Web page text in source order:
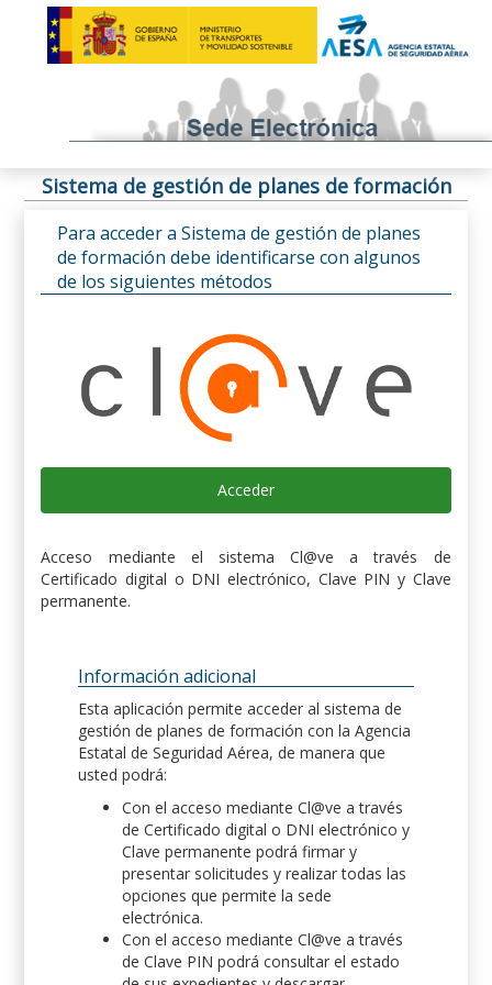
Sistema de gestión de planes de formación
Para acceder a Sistema de gestión de planes
de formación debe identificarse con algunos
de los siguientes métodos
Acceder
Acceso mediante el sistema Cl@ve a través de
Certificado digital o DNI electrónico, Clave PIN y Clave
permanente.
Información adicional
Esta aplicación permite acceder al sistema de
gestión de planes de formación con la Agencia
Estatal de Seguridad Aérea, de manera que
usted podrá:
Con el acceso mediante Cl@ve a través
de Certificado digital o DNI electrónico y
Clave permanente podrá firmar y
presentar solicitudes y realizar todas las
opciones que permite la sede
electrónica.
Con el acceso mediante Cl@ve a través
de Clave PIN podrá consultar el estado